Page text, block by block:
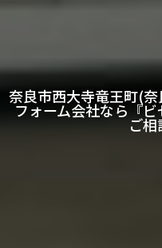
奈良市西大寺竜王町(
フォーム会社なら『
ご相